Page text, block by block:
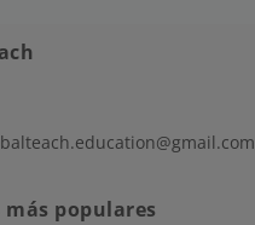
populares